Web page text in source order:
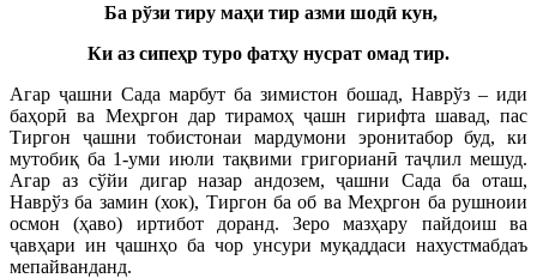
Ба рўзи тиру маҳи тир азми шодӣ кун,
Ки аз сипеҳр туро фатҳу нусрат омад тир.
Агар ҷашни Сада марбут ба зимистон бошад, Наврўз – иди
баҳорӣ ва Меҳргон дар тирамоҳ ҷашн гирифта шавад, пас
Тиргон ҷашни тобистонаи мардумони эронитабор буд, ки
мутобиқ ба 1-уми июли тақвими григорианӣ таҷлил мешуд.
Агар аз сўйи дигар назар андозем, ҷашни Сада ба оташ,
Наврўз ба замин (хок), Тиргон ба об ва Меҳргон ба рушноии
осмон (ҳаво) иртибот доранд. Зеро мазҳару пайдоиш ва
ҷавҳари ин ҷашнҳо ба чор унсури муқаддаси нахустмабдаъ
мепайванданд.